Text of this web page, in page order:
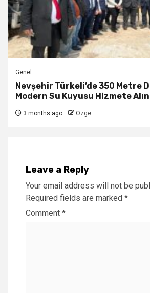
Genel
Nevşehir Türkeli’de 350 Metre
Modern Su Kuyusu Hizmete
3 months ago Ozge
Leave a Reply
Your email address will not be
Required fields are marked *
Comment *